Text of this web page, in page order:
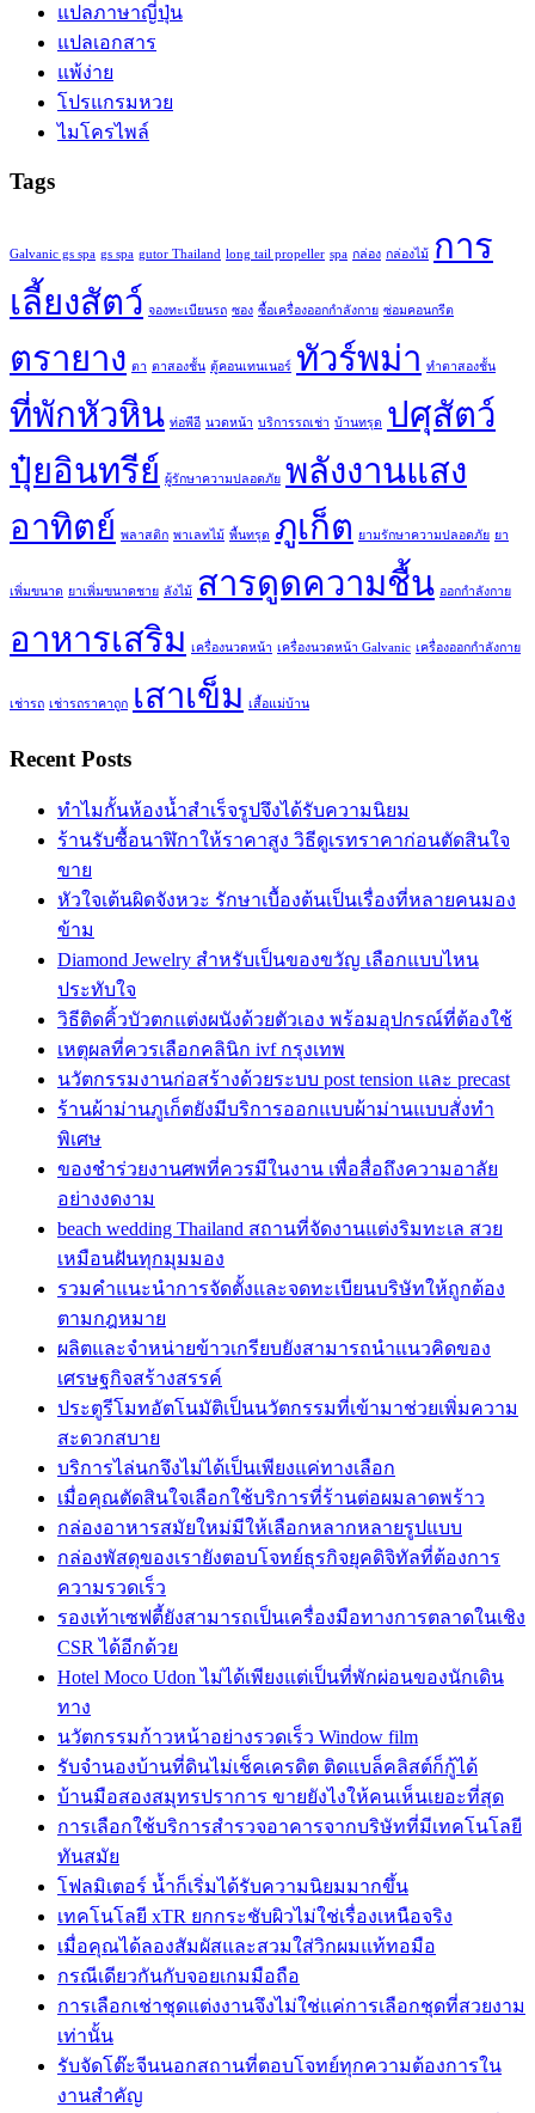
แปลภาษาญี่ปุ่น
แปลเอกสาร
แพ้ง่าย
โปรแกรมหวย
ไมโครไพล์
Tags
Galvanic gs spa gs spa gutor Thailand long tail propeller spa กล่อง กล่องไม้
การ
เลี้ยงสัตว์ จองทะเบียนรถ ซอง ซื้อเครื่องออกกำลังกาย ซ่อมคอนกรีต
ตรายาง ตา ตาสองชั้น ตู้คอนเทนเนอร์ ทัวร์พม่า ทำตาสองชั้น
ที่พักหัวหิน ท่อพีอี นวดหน้า บริการรถเช่า บ้านทรุด ปศุสัตว์
ปุ๋ยอินทรีย์ ผู้รักษาความปลอดภัย พลังงานแสง
อาทิตย์ พลาสติก พาเลทไม้ พื้นทรุด ภูเก็ต ยามรักษาความปลอดภัย ยา
เพิ่มขนาด ยาเพิ่มขนาดชาย ลังไม้ สารดูดความชื้น ออกกำลังกาย
อาหารเสริม เครื่องนวดหน้า เครื่องนวดหน้า Galvanic เครื่องออกกำลังกาย
เช่ารถ เช่ารถราคาถูก เสาเข็ม เสื้อแม่บ้าน
Recent Posts
ทำไมกั้นห้องน้ำสำเร็จรูปจึงได้รับความนิยม
ร้านรับซื้อนาฬิกาให้ราคาสูง วิธีดูเรทราคาก่อนตัดสินใจ
ขาย
หัวใจเต้นผิดจังหวะ รักษาเบื้องต้นเป็นเรื่องที่หลายคนมอง
ข้าม
Diamond Jewelry สำหรับเป็นของขวัญ เลือกแบบไหน
ประทับใจ
วิธีติดคิ้วบัวตกแต่งผนังด้วยตัวเอง พร้อมอุปกรณ์ที่ต้องใช้
เหตุผลที่ควรเลือกคลินิก ivf กรุงเทพ
นวัตกรรมงานก่อสร้างด้วยระบบ post tension และ precast
ร้านผ้าม่านภูเก็ตยังมีบริการออกแบบผ้าม่านแบบสั่งทำ
พิเศษ
ของชำร่วยงานศพที่ควรมีในงาน เพื่อสื่อถึงความอาลัย
อย่างงดงาม
beach wedding Thailand สถานที่จัดงานแต่งริมทะเล สวย
เหมือนฝันทุกมุมมอง
รวมคำแนะนำการจัดตั้งและจดทะเบียนบริษัทให้ถูกต้อง
ตามกฎหมาย
ผลิตและจำหน่ายข้าวเกรียบยังสามารถนำแนวคิดของ
เศรษฐกิจสร้างสรรค์
ประตูรีโมทอัตโนมัติเป็นนวัตกรรมที่เข้ามาช่วยเพิ่มความ
สะดวกสบาย
บริการไล่นกจึงไม่ได้เป็นเพียงแค่ทางเลือก
เมื่อคุณตัดสินใจเลือกใช้บริการที่ร้านต่อผมลาดพร้าว
กล่องอาหารสมัยใหม่มีให้เลือกหลากหลายรูปแบบ
กล่องพัสดุของเรายังตอบโจทย์ธุรกิจยุคดิจิทัลที่ต้องการ
ความรวดเร็ว
รองเท้าเซฟตี้ยังสามารถเป็นเครื่องมือทางการตลาดในเชิง
CSR ได้อีกด้วย
Hotel Moco Udon ไม่ได้เพียงแต่เป็นที่พักผ่อนของนักเดิน
ทาง
นวัตกรรมก้าวหน้าอย่างรวดเร็ว Window film
รับจำนองบ้านที่ดินไม่เช็คเครดิต ติดแบล็คลิสต์ก็กู้ได้
บ้านมือสองสมุทรปราการ ขายยังไงให้คนเห็นเยอะที่สุด
การเลือกใช้บริการสำรวจอาคารจากบริษัทที่มีเทคโนโลยี
ทันสมัย
โฟลมิเตอร์ น้ำก็เริ่มได้รับความนิยมมากขึ้น
เทคโนโลยี xTR ยกกระชับผิวไม่ใช่เรื่องเหนือจริง
เมื่อคุณได้ลองสัมผัสและสวมใส่วิกผมแท้ทอมือ
กรณีเดียวกันกับจอยเกมมือถือ
การเลือกเช่าชุดแต่งงานจึงไม่ใช่แค่การเลือกชุดที่สวยงาม
เท่านั้น
รับจัดโต๊ะจีนนอกสถานที่ตอบโจทย์ทุกความต้องการใน
งานสำคัญ